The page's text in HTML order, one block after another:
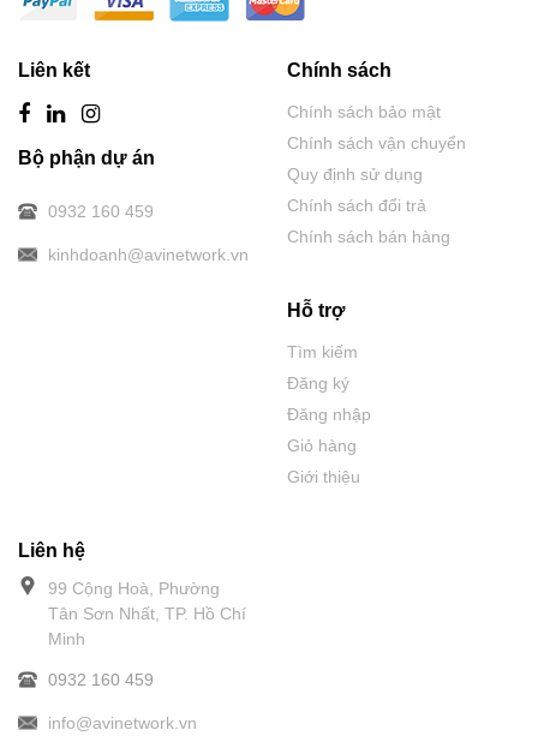
Liên kết
Bộ phận dự án
0932 160 459
kinhdoanh@avinetwork.vn
Chính sách
Chính sách bảo mật
Chính sách vận chuyển
Quy định sử dụng
Chính sách đổi trả
Chính sách bán hàng
Hỗ trợ
Tìm kiếm
Đăng ký
Đăng nhập
Giỏ hàng
Giới thiệu
Liên hệ
99 Cộng Hoà, Phường
Tân Sơn Nhất, TP. Hồ Chí
Minh
0932 160 459
info@avinetwork.vn